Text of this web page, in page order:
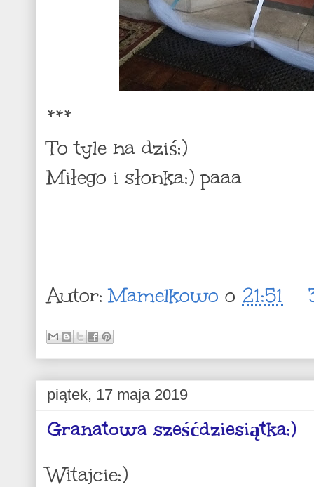
***
To tyle na dziś:)
Miłego i słonka:) paaa
Autor:Mamelkowo o 21:51
piątek, 17 maja 2019
Granatowa sześćdziesiątka:)
Witajcie:)